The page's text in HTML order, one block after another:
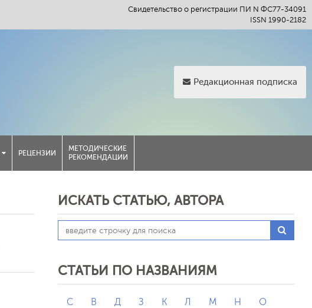
Свидетельство о регистрации ПИ N ФС77-34091
ISSN 1990-2182
Редакционная подписка
РЕЦЕНЗИИ
МЕТОДИЧЕСКИЕ
РЕКОМЕНДАЦИИ
ИСКАТЬ СТАТЬЮ, АВТОРА
СТАТЬИ ПО НАЗВАНИЯМ
C В Д З К Л М Н О